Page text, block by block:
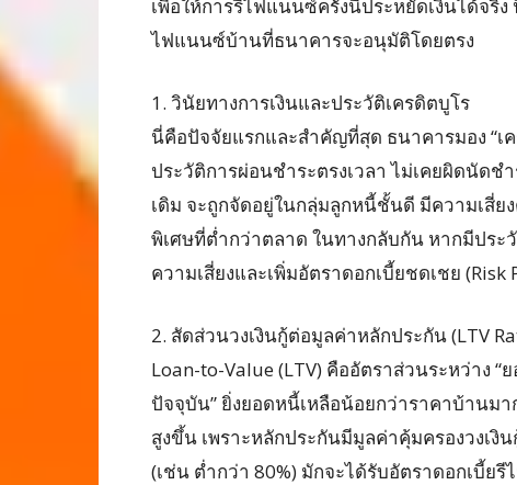
เพื่อให้การรีไฟแนนซ์ครั้งนี้ประหยัดเงินได้จริ
ไฟแนนซ์บ้านที่ธนาคารจะอนุมัติโดยตรง
1. วินัยทางการเงินและประวัติเครดิตบูโร
นี่คือปัจจัยแรกและสำคัญที่สุด ธนาคารมอง “เ
ประวัติการผ่อนชำระตรงเวลา ไม่เคยผิดนัด
เดิม จะถูกจัดอยู่ในกลุ่มลูกหนี้ชั้นดี มีความเสี่ย
พิเศษที่ต่ำกว่าตลาด ในทางกลับกัน หากมีประ
ความเสี่ยงและเพิ่มอัตราดอกเบี้ยชดเชย
2. สัดส่วนวงเงินกู้ต่อมูลค่าหลักประกัน (LTV
Loan-to-Value (LTV) คืออัตราส่วนระหว่าง “
ปัจจุบัน” ยิ่งยอดหนี้เหลือน้อยกว่าราคาบ้านมา
สูงขึ้น เพราะหลักประกันมีมูลค่าคุ้มครองวงเงิ
(เช่น ต่ำกว่า 80%) มักจะได้รับอัตราดอกเบี้ย